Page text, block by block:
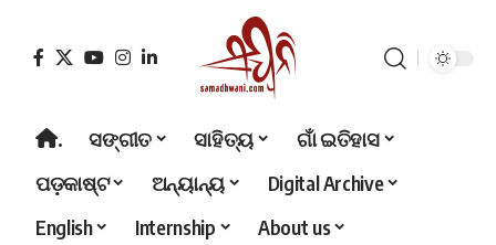
. ସଙ୍ଗୀତ ସାହିତ୍ୟ
ଗାଁ ଇତିହାସ
ପଡ଼କାଷ୍ଟ
ଅନ୍ୟାନ୍ୟ
Digital Archive
English
Internship About us